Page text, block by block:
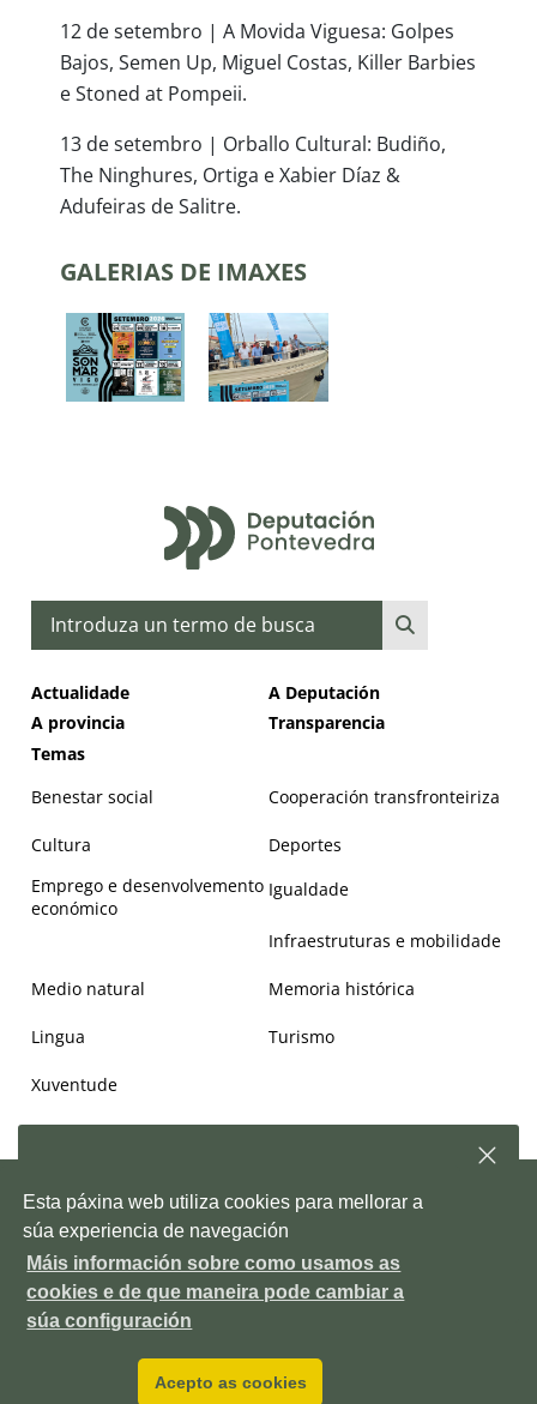
Esta páxina web utiliza cookies para mellorar a
súa experiencia de navegación
Máis información sobre como usamos as
cookies e de que maneira pode cambiar a
súa configuración
Acepto as cookies
12 de setembro | A Movida Viguesa: Golpes
Bajos, Semen Up, Miguel Costas, Killer Barbies
e Stoned at Pompeii.
13 de setembro | Orballo Cultural: Budiño,
The Ninghures, Ortiga e Xabier Díaz &
Adufeiras de Salitre.
GALERIAS DE IMAXES
Buscar
Actualidade
A Deputación
A provincia
Transparencia
Temas
Benestar social
Cooperación transfronteiriza
Cultura
Deportes
Emprego e desenvolvemento
económico
Igualdade
Infraestruturas e mobilidade
Medio natural Memoria histórica
Lingua Turismo
Xuventude
Copyright © 2026. Deputación de Pontevedra.Mapa Web
legal|Accesiblidade| Protección de datos
Contacto| Outras webs da Deputación
Pazo provincial. Avda. Montero Ríos, s/n, 36071 Pontevedra ES
+34 986 804 100
P3600000H DIR3 LA0006111
enviarémosche información sobre as novidades da
Depo
Subscríbete!